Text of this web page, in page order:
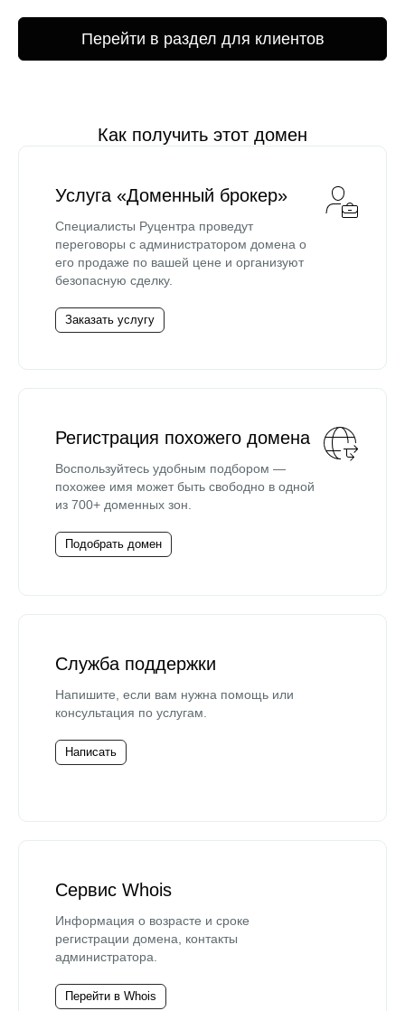
Перейти в раздел для клиентов
Как получить этот домен
Услуга «Доменный брокер»
Специалисты Руцентра проведут
переговоры с администратором домена о
его продаже по вашей цене и организуют
безопасную сделку.
Заказать услугу
Регистрация похожего домена
Воспользуйтесь удобным подбором —
похожее имя может быть свободно в одной
из 700+ доменных зон.
Подобрать домен
Служба поддержки
Напишите, если вам нужна помощь или
консультация по услугам.
Написать
Сервис Whois
Информация о возрасте и сроке
регистрации домена, контакты
администратора.
Перейти в Whois